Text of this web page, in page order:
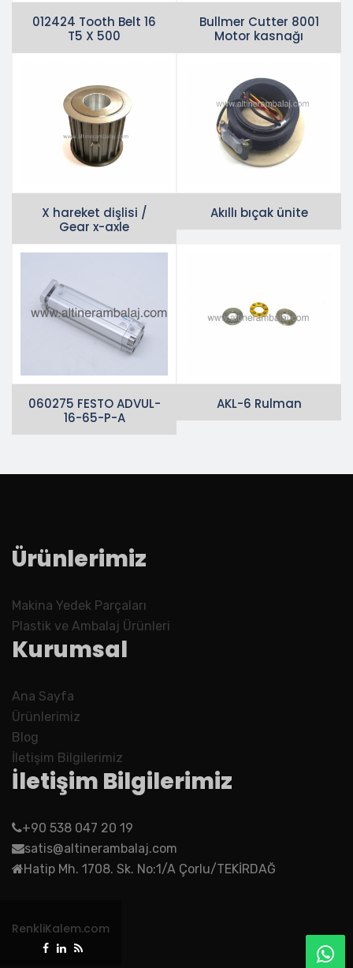
012424 Tooth Belt 16
T5 X 500
Bullmer Cutter 8001
Motor kasnağı
X hareket dişlisi /
Gear x-axle
Akıllı bıçak ünite
060275 FESTO ADVUL-
16-65-P-A
AKL-6 Rulman
Ürünlerimiz
Makina Yedek Parçaları
Plastik ve Ambalaj Ürünleri
Kurumsal
Ana Sayfa
Ürünlerimiz
Blog
İletişim Bilgilerimiz
İletişim Bilgilerimiz
+90 538 047 20 19
satis@altinerambalaj.com
Hatip Mh. 1708. Sk. No:1/A Çorlu/TEKİRDAĞ
RenkliKalem.com